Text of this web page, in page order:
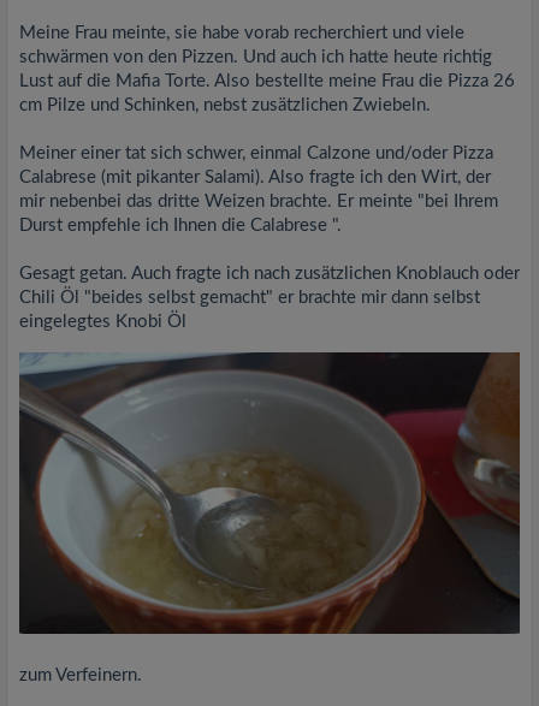
Meine Frau meinte, sie habe vorab recherchiert und viele
schwärmen von den Pizzen. Und auch ich hatte heute richtig
Lust auf die Mafia Torte. Also bestellte meine Frau die Pizza 26
cm Pilze und Schinken, nebst zusätzlichen Zwiebeln.
Meiner einer tat sich schwer, einmal Calzone und/oder Pizza
Calabrese (mit pikanter Salami). Also fragte ich den Wirt, der
mir nebenbei das dritte Weizen brachte. Er meinte "bei Ihrem
Durst empfehle ich Ihnen die Calabrese ".
Gesagt getan. Auch fragte ich nach zusätzlichen Knoblauch oder
Chili Öl "beides selbst gemacht" er brachte mir dann selbst
eingelegtes Knobi Öl
zum Verfeinern.